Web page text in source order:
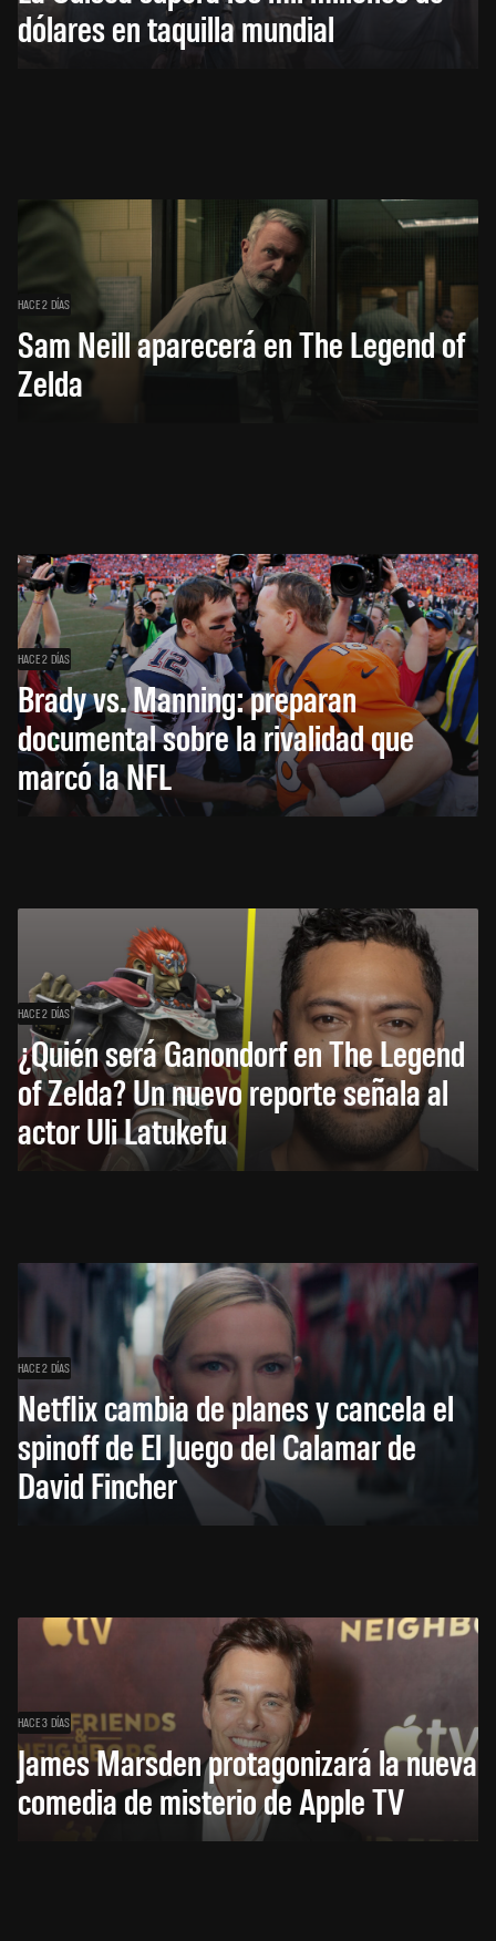
dólares en taquilla mundial
HACE 2 DÍAS
Sam Neill aparecerá en The Legend of
Zelda
HACE 2 DÍAS
Brady vs. Manning: preparan
documental sobre la rivalidad que
marcó la NFL
HACE 2 DÍAS
¿Quién será Ganondorf en The Legend
of Zelda? Un nuevo reporte señala al
actor Uli Latukefu
HACE 2 DÍAS
Netflix cambia de planes y cancela el
spinoff de El Juego del Calamar de
David Fincher
HACE 3 DÍAS
James Marsden protagonizará la nueva
comedia de misterio de Apple TV